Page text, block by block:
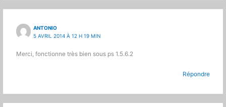
ANTONIO
5 AVRIL 2014 À 12 H 19 MIN
Merci, fonctionne très bien sous ps 1.5.6.2
Répondre